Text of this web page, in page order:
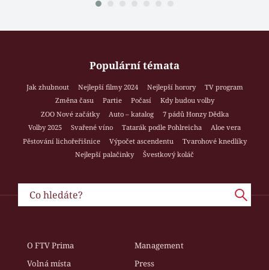
Populární témata
Jak zhubnout Nejlepší filmy 2024 Nejlepší horory
TV program
Změna času
Partie Počasí
Kdy budou volby
ZOO Nové začátky
Auto – katalog
7 pádů Honzy Dědka
Volby 2025
Svařené víno Tatarák podle Pohlreicha
Aloe vera
Pěstování lichořeřišnice
Výpočet ascendentu
Tvarohové knedlíky
Nejlepší palačinky
Švestkový koláč
O FTV Prima
Management
Volná místa
Press